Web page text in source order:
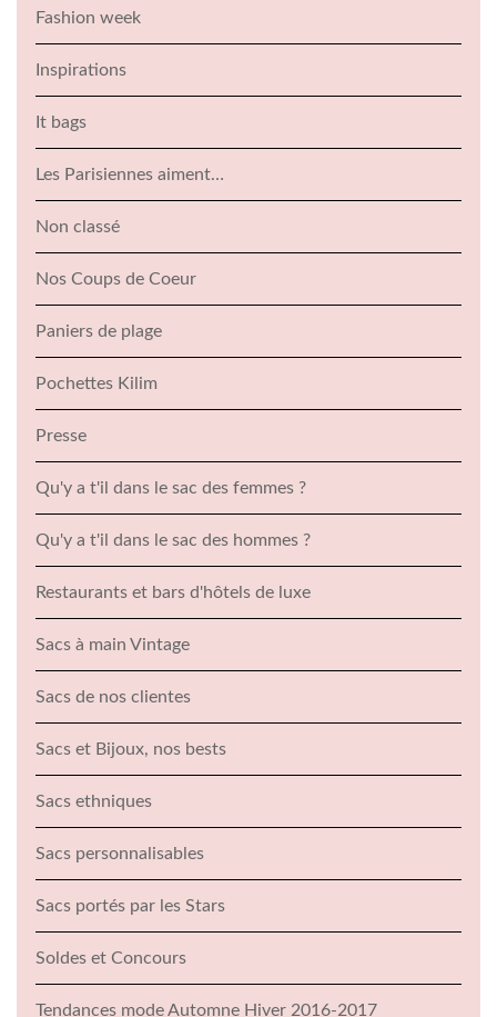
Fashion week
Inspirations
It bags
Les Parisiennes aiment…
Non classé
Nos Coups de Coeur
Paniers de plage
Pochettes Kilim
Presse
Qu'y a t'il dans le sac des femmes ?
Qu'y a t'il dans le sac des hommes ?
Restaurants et bars d'hôtels de luxe
Sacs à main Vintage
Sacs de nos clientes
Sacs et Bijoux, nos bests
Sacs ethniques
Sacs personnalisables
Sacs portés par les Stars
Soldes et Concours
Tendances mode Automne Hiver 2016-2017